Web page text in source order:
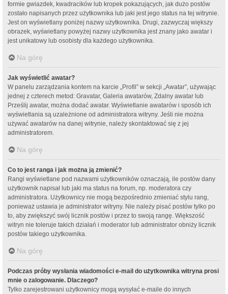
formie gwiazdek, kwadracików lub kropek pokazujących, jak dużo postów
zostało napisanych przez użytkownika lub jaki jest jego status na tej witrynie.
Jest on wyświetlany poniżej nazwy użytkownika. Drugi, zazwyczaj większy
obrazek, wyświetlany powyżej nazwy użytkownika jest znany jako awatar i
jest unikatowy lub osobisty dla każdego użytkownika.
Na górę
Jak wyświetlić awatar?
W panelu zarządzania kontem na karcie „Profil” w sekcji „Awatar”, używając
jednej z czterech metod: Gravatar, Galeria awatarów, Zdalny awatar lub
Prześlij awatar, można dodać awatar. Wyświetlanie awatarów i sposób ich
wyświetlania są uzależnione od administratora witryny. Jeśli nie można
używać awatarów na danej witrynie, należy skontaktować się z jej
administratorem.
Na górę
Co to jest ranga i jak można ją zmienić?
Rangi wyświetlane pod nazwami użytkowników oznaczają, ile postów dany
użytkownik napisał lub jaki ma status na forum, np. moderatora czy
administratora. Użytkownicy nie mogą bezpośrednio zmieniać stylu rang,
ponieważ ustawia je administrator witryny. Nie należy pisać postów tylko po
to, aby zwiększyć swój licznik postów i przez to swoją rangę. Większość
witryn nie toleruje takich działań i moderator lub administrator obniży licznik
postów takiego użytkownika.
Na górę
Podczas próby wysłania wiadomości e-mail do użytkownika witryna prosi
mnie o zalogowanie. Dlaczego?
Tylko zarejestrowani użytkownicy mogą wysyłać e-maile do innych